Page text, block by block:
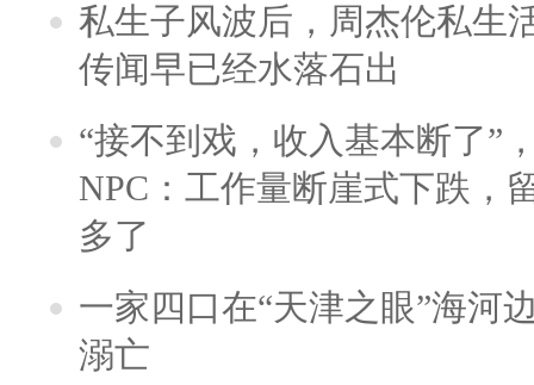
私生子风波后，周杰伦私生
传闻早已经水落石出
“接不到戏，收入基本断了”
NPC：工作量断崖式下跌，
多了
一家四口在“天津之眼”海河
溺亡